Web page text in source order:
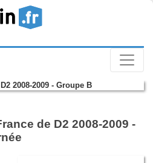
2008-2009 - Groupe B
de D2 2008-2009 -